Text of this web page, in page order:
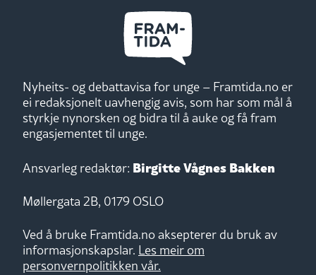
Nyheits- og debattavisa for unge – Framtida.no er
ei redaksjonelt uavhengig avis, som har som mål å
styrkje nynorsken og bidra til å auke og få fram
engasjementet til unge.
Ansvarleg redaktør: Birgitte Vågnes Bakken
Møllergata 2B, 0179 OSLO
Ved å bruke Framtida.no aksepterer du bruk av
informasjonskapslar. Les meir om
personvernpolitikken vår.